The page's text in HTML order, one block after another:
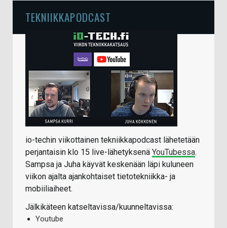
TEKNIIKKAPODCAST
io-techin viikottainen tekniikkapodcast lähetetään
perjantaisin klo 15 live-lähetyksenä YouTubessa.
Sampsa ja Juha käyvät keskenään läpi kuluneen
viikon ajalta ajankohtaiset tietotekniikka- ja
mobiiliaiheet.
Jälkikäteen katseltavissa/kuunneltavissa:
Youtube